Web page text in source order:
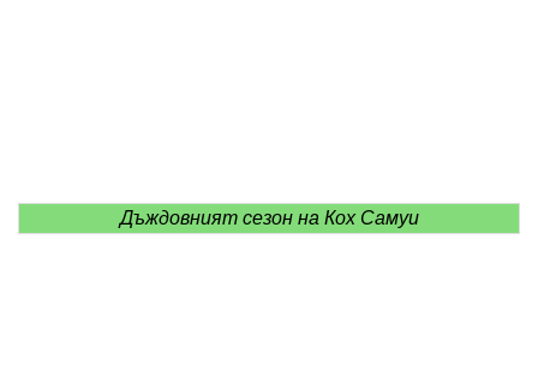
Дъждовният сезон на Кох Самуи